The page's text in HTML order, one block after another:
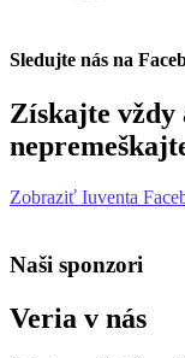
Sledujte nás na
Získajte vždy
Zobraziť Iuventa
Naši sponzori
Veria v nás